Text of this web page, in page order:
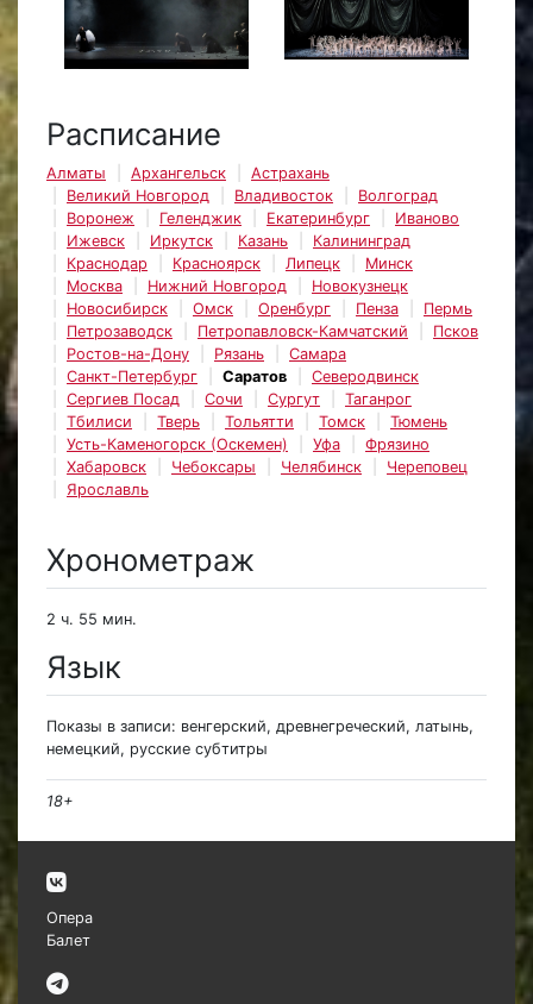
Расписание
Алматы Архангельск
Астрахань
Великий Новгород
Владивосток
Волгоград
Воронеж
Геленджик Екатеринбург
Иваново
Ижевск
Иркутск Казань
Калининград
Краснодар
Красноярск Липецк
Минск
Москва
Нижний Новгород
Новокузнецк
Новосибирск
Омск Оренбург Пенза
Пермь
Петрозаводск
Петропавловск-Камчатский
Псков
Ростов-на-Дону
Рязань
Самара
Санкт-Петербург
Саратов
Северодвинск
Сергиев Посад
Сочи Сургут
Таганрог
Тбилиси
Тверь Тольятти Томск
Тюмень
Усть-Каменогорск (Оскемен)
Уфа
Фрязино
Хабаровск
Чебоксары Челябинск
Череповец
Ярославль
Хронометраж
2 ч. 55 мин.
Язык
Показы в записи: венгерский, древнегреческий, латынь,
немецкий, русские субтитры
18+
Опера
Балет